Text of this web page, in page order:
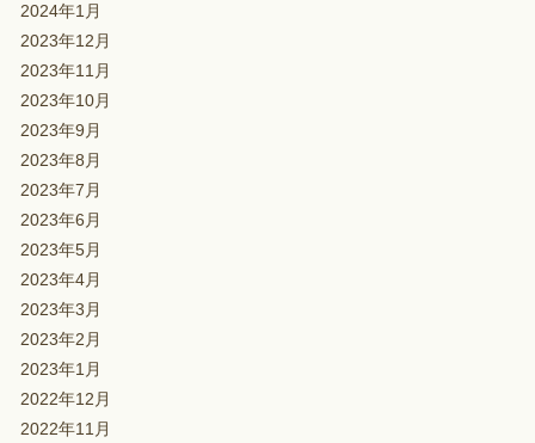
2024年1月
2023年12月
2023年11月
2023年10月
2023年9月
2023年8月
2023年7月
2023年6月
2023年5月
2023年4月
2023年3月
2023年2月
2023年1月
2022年12月
2022年11月